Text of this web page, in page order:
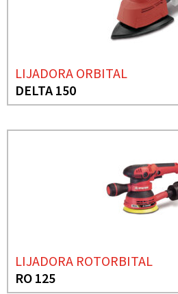
LIJADORA ORBITAL
DELTA 150
LIJADORA ROTORBITAL
RO 125